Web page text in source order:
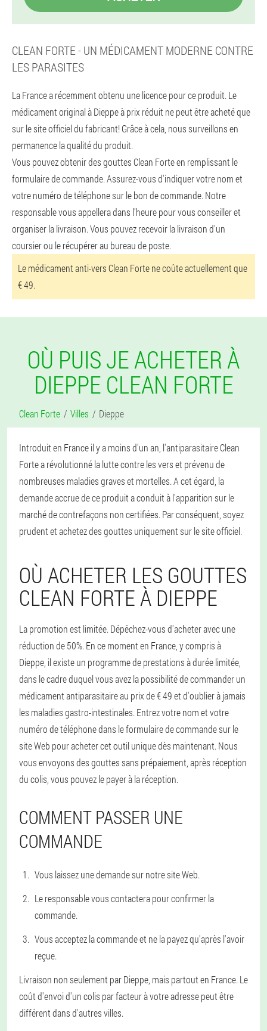
CLEAN FORTE - UN MÉDICAMENT MODERNE CONTRE
LES PARASITES
La France a récemment obtenu une licence pour ce produit. Le
médicament original à Dieppe à prix réduit ne peut être acheté que
sur le site officiel du fabricant! Grâce à cela, nous surveillons en
permanence la qualité du produit.
Vous pouvez obtenir des gouttes Clean Forte en remplissant le
formulaire de commande. Assurez-vous d'indiquer votre nom et
votre numéro de téléphone sur le bon de commande. Notre
responsable vous appellera dans l'heure pour vous conseiller et
organiser la livraison. Vous pouvez recevoir la livraison d'un
coursier ou le récupérer au bureau de poste.
Le médicament anti-vers Clean Forte ne coûte actuellement que
€ 49.
OÙ PUIS JE ACHETER À
DIEPPE CLEAN FORTE
Clean Forte Villes Dieppe
Introduit en France il y a moins d'un an, l'antiparasitaire Clean
Forte a révolutionné la lutte contre les vers et prévenu de
nombreuses maladies graves et mortelles. A cet égard, la
demande accrue de ce produit a conduit à l'apparition sur le
marché de contrefaçons non certifiées. Par conséquent, soyez
prudent et achetez des gouttes uniquement sur le site officiel.
OÙ ACHETER LES GOUTTES
CLEAN FORTE À DIEPPE
La promotion est limitée. Dépêchez-vous d'acheter avec une
réduction de 50%. En ce moment en France, y compris à
Dieppe, il existe un programme de prestations à durée limitée,
dans le cadre duquel vous avez la possibilité de commander un
médicament antiparasitaire au prix de € 49 et d'oublier à jamais
les maladies gastro-intestinales. Entrez votre nom et votre
numéro de téléphone dans le formulaire de commande sur le
site Web pour acheter cet outil unique dès maintenant. Nous
vous envoyons des gouttes sans prépaiement, après réception
du colis, vous pouvez le payer à la réception.
COMMENT PASSER UNE
COMMANDE
Vous laissez une demande sur notre site Web.
Le responsable vous contactera pour confirmer la
commande.
Vous acceptez la commande et ne la payez qu'après l'avoir
reçue.
Livraison non seulement par Dieppe, mais partout en France. Le
coût d'envoi d'un colis par facteur à votre adresse peut être
différent dans d'autres villes.